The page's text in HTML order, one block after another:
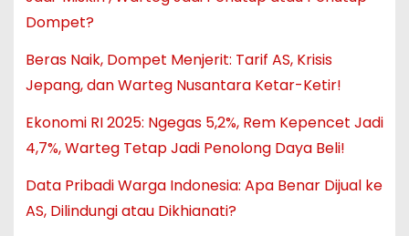
Dompet?
Beras Naik, Dompet Menjerit: Tarif AS, Krisis
Jepang, dan Warteg Nusantara Ketar-Ketir!
Ekonomi RI 2025: Ngegas 5,2%, Rem Kepencet Jadi
4,7%, Warteg Tetap Jadi Penolong Daya Beli!
Data Pribadi Warga Indonesia: Apa Benar Dijual ke
AS, Dilindungi atau Dikhianati?